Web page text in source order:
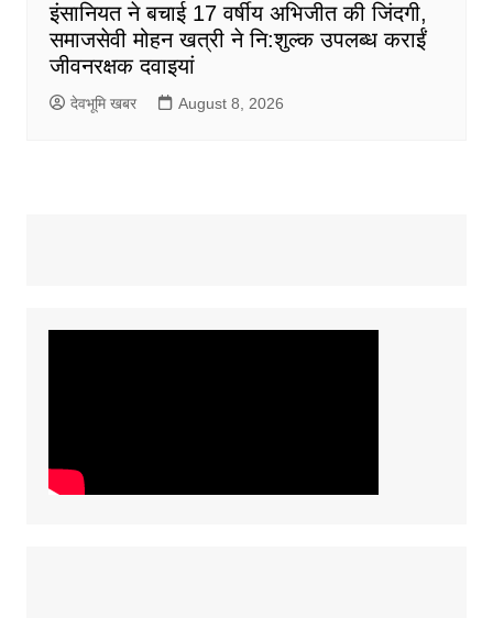
इंसानियत ने बचाई 17 वर्षीय अभिजीत की जिंदगी,
समाजसेवी मोहन खत्री ने नि:शुल्क उपलब्ध कराईं
जीवनरक्षक दवाइयां
देवभूमि खबर August 8, 2026